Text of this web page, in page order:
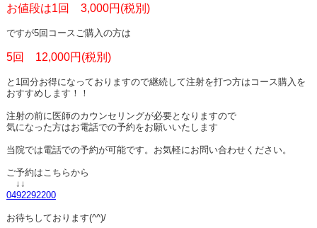
お値段は1回 3,000円(税別)
ですが5回コースご購入の方は
5回 12,000円(税別)
と1回分お得になっておりますので継続して注射を打つ方はコース購入を
おすすめします！！
注射の前に医師のカウンセリングが必要となりますので
気になった方はお電話での予約をお願いいたします
当院では電話での予約が可能です。お気軽にお問い合わせください。
ご予約はこちらから
↓↓
0492292200
お待ちしております(^^)/